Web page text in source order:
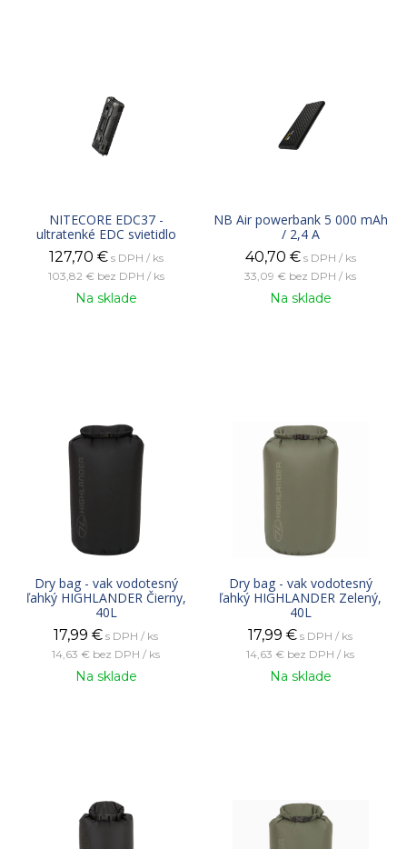
NITECORE EDC37 -
ultratenké EDC svietidlo
127,70 € s DPH / ks
103,82 € bez DPH / ks
Na sklade
NB Air powerbank 5 000 mAh
/ 2,4 A
40,70 € s DPH / ks
33,09 € bez DPH / ks
Na sklade
Dry bag - vak vodotesný
ľahký HIGHLANDER Čierny,
40L
17,99 € s DPH / ks
14,63 € bez DPH / ks
Na sklade
Dry bag - vak vodotesný
ľahký HIGHLANDER Zelený,
40L
17,99 € s DPH / ks
14,63 € bez DPH / ks
Na sklade